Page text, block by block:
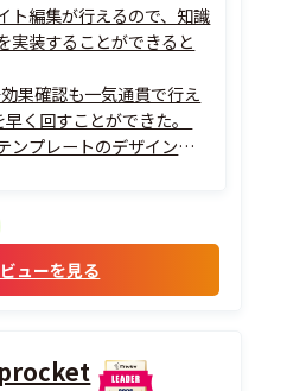
ト編集が行えるので、知識
実装することができると
果確認も一気通貫で行え
く回すことができた。
ンプレートのデザイン性
手厚く、質問のみならず
バイスもいただけた。
ューを見る